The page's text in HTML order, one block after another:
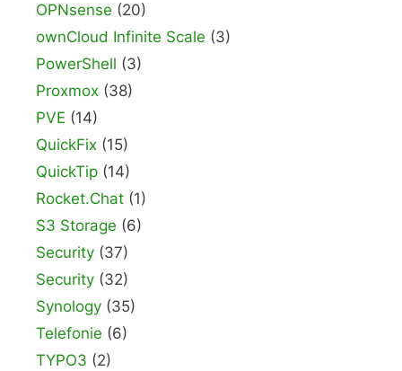
OPNsense (20)
ownCloud Infinite Scale (3)
PowerShell (3)
Proxmox (38)
PVE (14)
QuickFix (15)
QuickTip (14)
Rocket.Chat (1)
S3 Storage (6)
Security (37)
Security (32)
Synology (35)
Telefonie (6)
TYPO3 (2)